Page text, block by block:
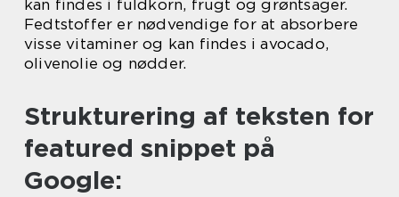
kan findes i fuldkorn, frugt og grøntsager.
Fedtstoffer er nødvendige for at absorbere
visse vitaminer og kan findes i avocado,
olivenolie og nødder.
Strukturering af teksten for
featured snippet på
Google: